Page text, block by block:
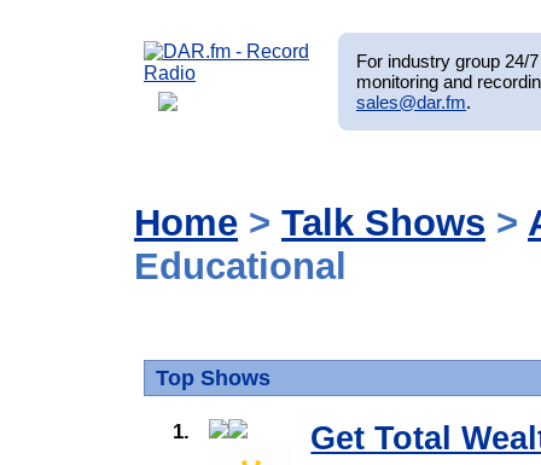
For industry group 24/
monitoring and
sales@dar.fm.
Home > Talk Shows >
Educational
Top Shows
1. Get Total